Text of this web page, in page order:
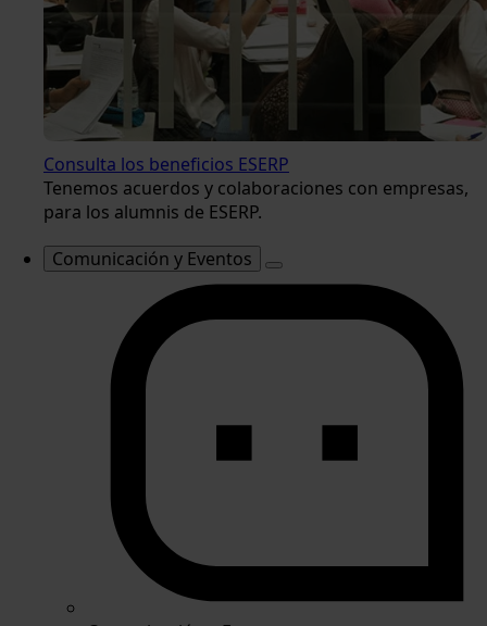
Consulta los beneficios ESERP
Tenemos acuerdos y colaboraciones con empresas,
para los alumnis de ESERP.
Comunicación y Eventos